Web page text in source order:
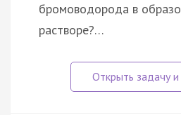
бромоводорода в
растворе?…